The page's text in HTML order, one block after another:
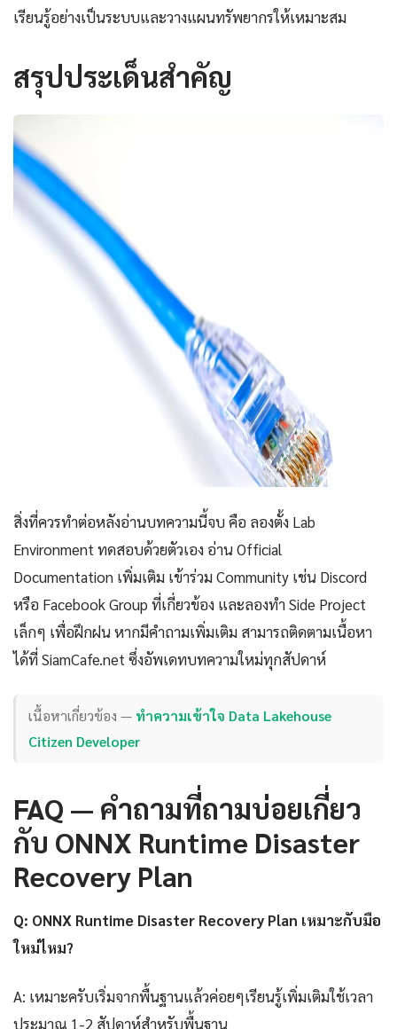
เรียนรู้อย่างเป็นระบบและวางแผนทรัพยากรให้เหมาะสม
สรุปประเด็นสำคัญ
สิ่งที่ควรทำต่อหลังอ่านบทความนี้จบ คือ ลองตั้ง Lab
Environment ทดสอบด้วยตัวเอง อ่าน Official
Documentation เพิ่มเติม เข้าร่วม Community เช่น Discord
หรือ Facebook Group ที่เกี่ยวข้อง และลองทำ Side Project
เล็กๆ เพื่อฝึกฝน หากมีคำถามเพิ่มเติม สามารถติดตามเนื้อหา
ได้ที่ SiamCafe.net ซึ่งอัพเดทบทความใหม่ทุกสัปดาห์
เนื้อหาเกี่ยวข้อง — ทำความเข้าใจ Data Lakehouse
Citizen Developer
FAQ — คำถามที่ถามบ่อยเกี่ยว
กับ ONNX Runtime Disaster
Recovery Plan
Q: ONNX Runtime Disaster Recovery Plan เหมาะกับมือ
ใหม่ไหม?
A: เหมาะครับเริ่มจากพื้นฐานแล้วค่อยๆเรียนรู้เพิ่มเติมใช้เวลา
ประมาณ 1-2 สัปดาห์สำหรับพื้นฐาน